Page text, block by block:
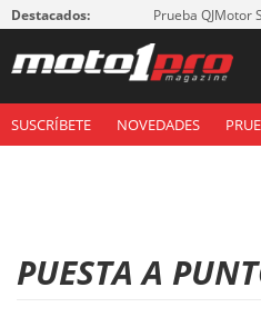
Destacados: Prueba QJMotor
SUSCRÍBETE NOVEDADES
PUESTA A